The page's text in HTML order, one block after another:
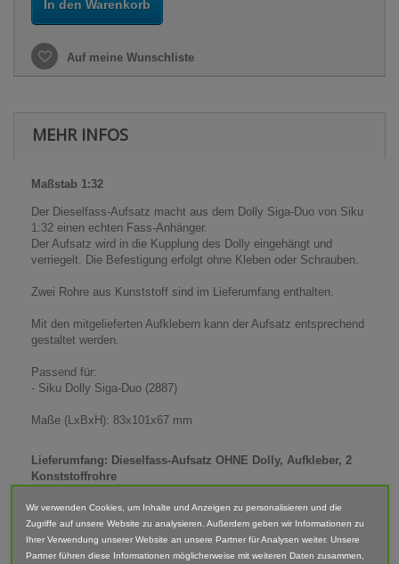
In den Warenkorb
Auf meine Wunschliste
MEHR INFOS
Maßstab 1:32
Der Dieselfass-Aufsatz macht aus dem Dolly Siga-Duo von Siku
1:32 einen echten Fass-Anhänger.
Der Aufsatz wird in die Kupplung des Dolly eingehängt und
verriegelt. Die Befestigung erfolgt ohne Kleben oder Schrauben.
Zwei Rohre aus Kunststoff sind im Lieferumfang enthalten.
Mit den mitgelieferten Aufklebern kann der Aufsatz entsprechend
gestaltet werden.
Passend für:
- Siku Dolly Siga-Duo (2887)
Maße (LxBxH): 83x101x67 mm
Lieferumfang: Dieselfass-Aufsatz OHNE Dolly, Aufkleber, 2
Konststoffrohre
Abgebildete Fahrzeuge und Zubehör sind nicht im Lieferumfang
enthalten.
Der Artikel ist im 3D-Druck-Verfahren gefertigt und von Hand
Wir verwenden Cookies, um Inhalte und Anzeigen zu personalisieren und die
Zugriffe auf unsere Website zu analysieren. Außerdem geben wir Informationen zu
Ihrer Verwendung unserer Website an unsere Partner für Analysen weiter. Unsere
Partner führen diese Informationen möglicherweise mit weiteren Daten zusammen,